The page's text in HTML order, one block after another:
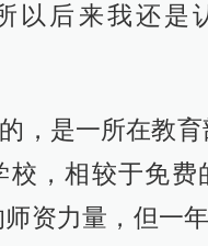
以后来我还是
，是一所在教育
校，相较于免费
资力量，但一